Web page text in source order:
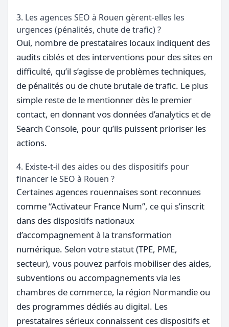
3. Les agences SEO à Rouen gèrent-elles les
urgences (pénalités, chute de trafic) ?
Oui, nombre de prestataires locaux indiquent des
audits ciblés et des interventions pour des sites en
difficulté, qu’il s’agisse de problèmes techniques,
de pénalités ou de chute brutale de trafic. Le plus
simple reste de le mentionner dès le premier
contact, en donnant vos données d’analytics et de
Search Console, pour qu’ils puissent prioriser les
actions.
4. Existe-t-il des aides ou des dispositifs pour
financer le SEO à Rouen ?
Certaines agences rouennaises sont reconnues
comme “Activateur France Num”, ce qui s’inscrit
dans des dispositifs nationaux
d’accompagnement à la transformation
numérique. Selon votre statut (TPE, PME,
secteur), vous pouvez parfois mobiliser des aides,
subventions ou accompagnements via les
chambres de commerce, la région Normandie ou
des programmes dédiés au digital. Les
prestataires sérieux connaissent ces dispositifs et